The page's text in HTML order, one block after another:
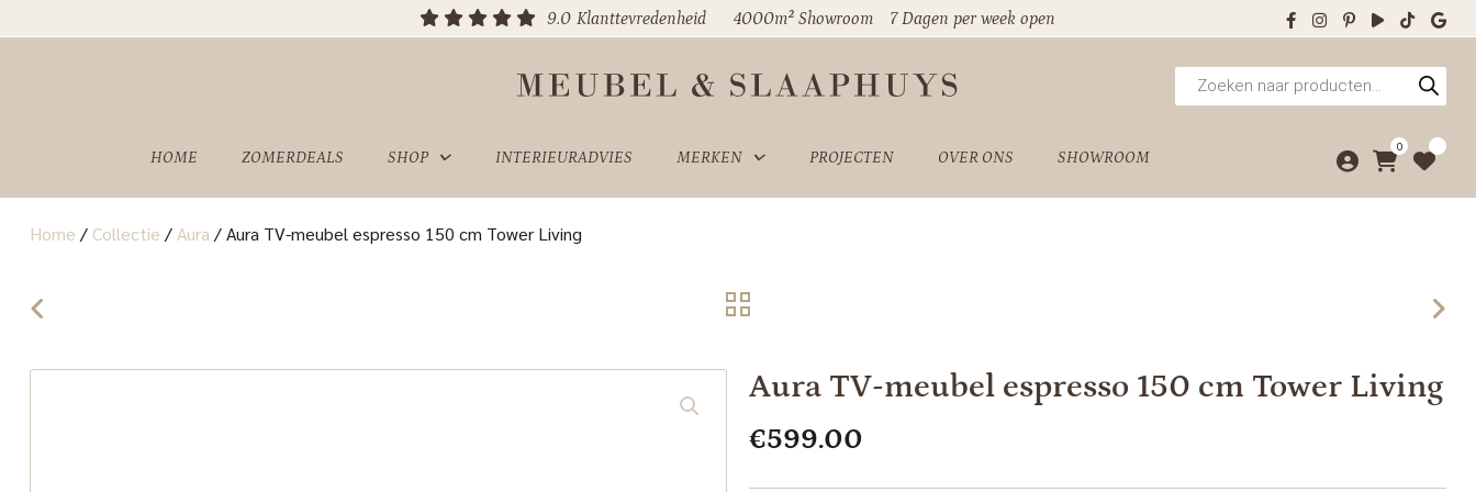
9.0 Klanttevredenheid 4000m² Showroom 7 Dagen per week open
Producten
zoeken
HOME ZOMERDEALS SHOP INTERIEURADVIES MERKEN PROJECTEN OVER ONS SHOWROOM
0
SHOWROOM
Home / Collectie / Aura /Aura TV-meubel espresso 150 cm Tower Living
Aura TV-meubel espresso 150 cm Tower Living
€599.00